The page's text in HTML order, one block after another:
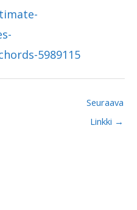
5989115
Seuraava
Linkki →